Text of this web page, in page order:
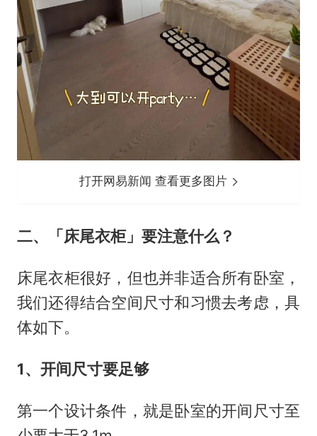
打开网易新闻 查看更多图片
二、「床尾衣柜」要注意什么？
床尾衣柜很好，但也并非适合所有卧室，
我们还得结合空间尺寸和习惯去考虑，具
体如下。
1、开间尺寸要足够
第一个设计条件，就是卧室的开间尺寸至